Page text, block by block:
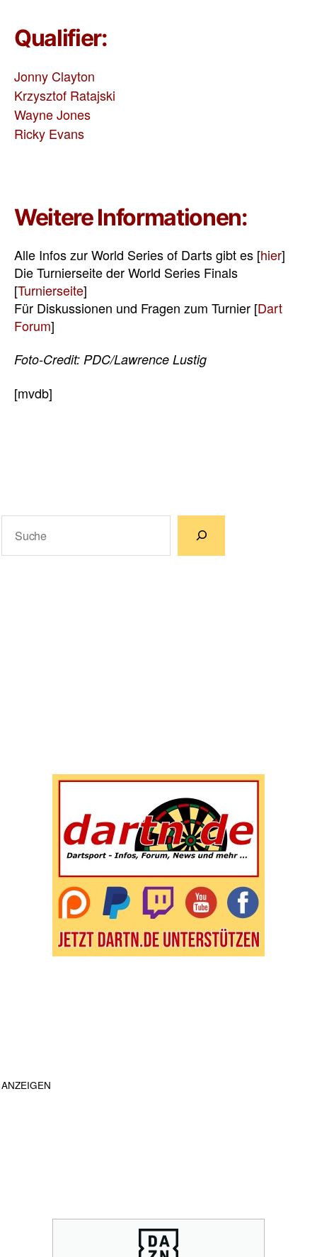
Qualifier:
Jonny Clayton
Krzysztof Ratajski
Wayne Jones
Ricky Evans
Weitere Informationen:
Alle Infos zur World Series of Darts gibt es [hier]
Die Turnierseite der World Series Finals
[Turnierseite]
Für Diskussionen und Fragen zum Turnier [Dart
Forum]
Foto-Credit: PDC/Lawrence Lustig
[mvdb]
ANZEIGEN